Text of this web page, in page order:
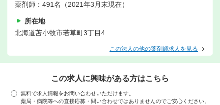
薬剤師：491名（2021年3月末現在）
所在地
北海道苫小牧市若草町3丁目4
この法人の他の薬剤師求人を見る
この求人に興味がある方はこちら
無料で求人情報をお問い合わせいただけます。
薬局・病院等への直接応募・問い合わせではありませんのでご安心ください。